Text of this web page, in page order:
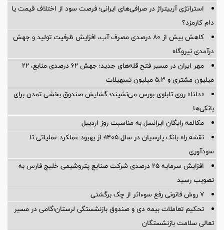
استراتژی آربیتراژ در صرافی‌های ایرانی؛ فرصت سود از اختلاف قیمت یا
دام کارمزد؟
کاهش بیش از ۸۰ درصدی مصرف آب، افزایش ظرفیت تولید و جهش
درآمدی نیروگاه
مهر ایران در مسیر فتح قله‌های جدید؛ جهش ۶۲ درصدی منابع، ۲۲
میلیون مشتری و ۵.۳ میلیون تسهیلات
«دلتا» روی تابلوی بورس می‌نشیند؛ گشایش صندوق بخشی تمدن برای
بانکی‌ها
مکالمه رایگان ایرانسل به مناسبت روز اردبیل
نقشه راه بانک پارسیان در سال ۱۴۰۵؛ از بهبود عملکرد عملیاتی تا
سودآوری
افزایش سرمایه ۲۵ درصدی شرکت صنایع پتروشیمی خلیج فارس به
تصویب رسید
۷ روش قانونی رفع سوء‌اثر از چک برگشتی
تحکیم تعاملات بیمه دی و صندوق بازنشستگی لرستان؛گامی در مسیر
تعالی سلامت بازنشستگان